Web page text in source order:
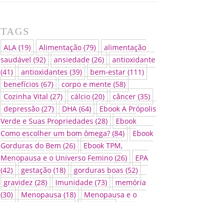
TAGS
ALA(19) Alimentação(79)
alimentação
saudável (92) ansiedade(26)
antioxidante
(41)
antioxidantes (39) bem-estar(111)
benefícios (67) corpo e mente(58)
Cozinha Vital (27) cálcio(20) câncer(35)
depressão(27) DHA(64)
Ebook A Própolis
Verde e Suas Propriedades (28)
Ebook
Como escolher um bom ômega?(84)
Ebook
Gorduras do Bem (26)
Ebook TPM,
Menopausa e o Universo Femino(26)
EPA
(42)
gestação(18) gorduras boas (52)
gravidez (28) Imunidade(73)
memória
(30)
Menopausa (18)
Menopausa e o